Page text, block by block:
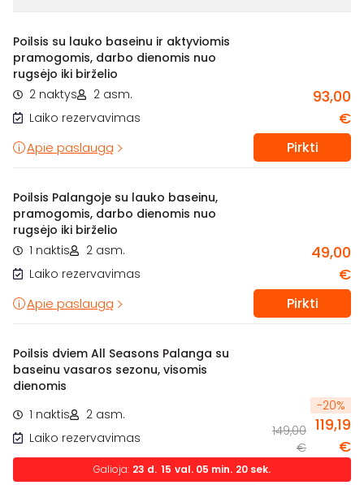
Poilsis su lauko baseinu ir aktyviomis
pramogomis, darbo dienomis nuo
rugsėjo iki birželio
2 naktys
2 asm.
Laiko rezervavimas
93,00
€
Apie paslaugą Pirkti
Poilsis Palangoje su lauko baseinu,
pramogomis, darbo dienomis nuo
rugsėjo iki birželio
1 naktis
2 asm.
Laiko rezervavimas
49,00
€
Apie paslaugą Pirkti
Poilsis dviem All Seasons Palanga su
baseinu vasaros sezonu, visomis
dienomis
1 naktis
2 asm.
Laiko rezervavimas
-20%
149,00
€
119,19
€
Galioja: 23 d. 15 val. 05 min. 19 sek.